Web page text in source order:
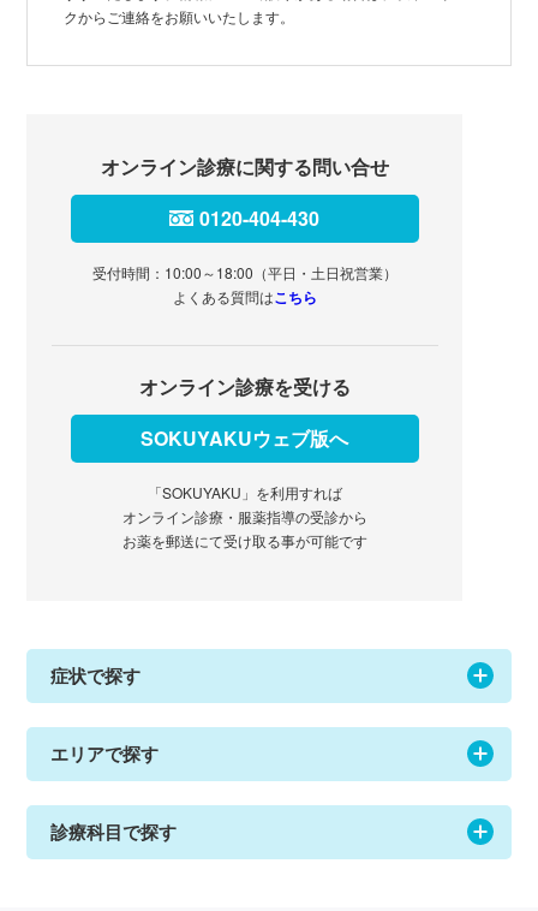
クからご連絡をお願いいたします。
オンライン診療に関する問い合せ
0120-404-430
受付時間：10:00～18:00（平日・土日祝営業）
よくある質問はこちら
オンライン診療を受ける
SOKUYAKUウェブ版へ
「SOKUYAKU」を利用すれば
オンライン診療・服薬指導の受診から
お薬を郵送にて受け取る事が可能です
症状で探す
エリアで探す
診療科目で探す